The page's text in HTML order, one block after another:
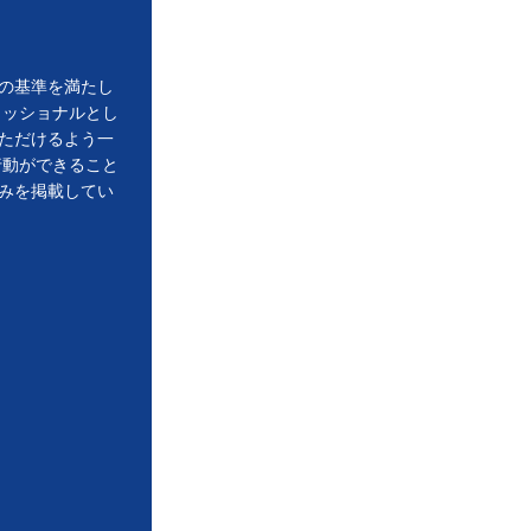
基準を満たし
ショナルとし
だけるよう一
ができること
を掲載してい